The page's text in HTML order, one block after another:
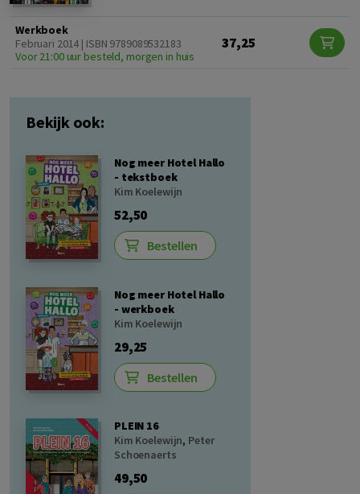
Werkboek
Februari 2014 | ISBN 9789089532183
Voor 21:00 uur besteld, morgen in huis
37,25
Bekijk ook:
Nog meer Hotel Hallo
- tekstboek
Kim Koelewijn
52,50
Bestellen
Nog meer Hotel Hallo
- werkboek
Kim Koelewijn
29,25
Bestellen
PLEIN 16
Kim Koelewijn, Peter
Schoenaerts
49,50